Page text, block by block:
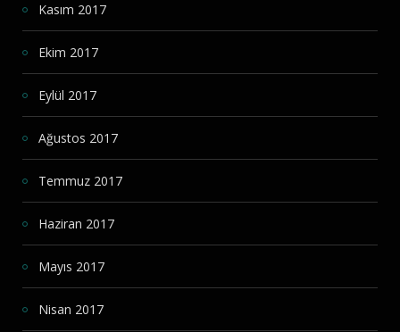
Kasım 2017
Ekim 2017
Eylül 2017
Ağustos 2017
Temmuz 2017
Haziran 2017
Mayıs 2017
Nisan 2017